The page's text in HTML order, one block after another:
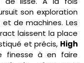
son exploration
de machines. Les
laissent la place
et précis, High
finesse à en faire